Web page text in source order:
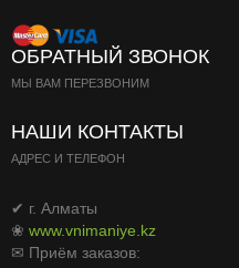
ОБРАТНЫЙ ЗВОНОК
МЫ ВАМ ПЕРЕЗВОНИМ
НАШИ КОНТАКТЫ
АДРЕС И ТЕЛЕФОН
✔ г. Алматы
❀ www.vnimaniye.kz
✉ Приём заказов: